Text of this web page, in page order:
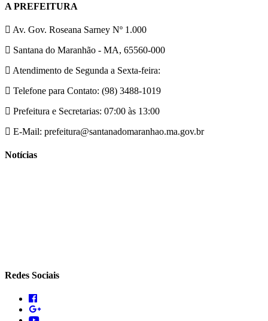
A PREFEITURA
Av. Gov. Roseana Sarney Nº 1.000
Santana do Maranhão - MA, 65560-000
Atendimento de Segunda a Sexta-feira:
Telefone para Contato: (98) 3488-1019
Prefeitura e Secretarias: 07:00 às 13:00
E-Mail: prefeitura@santanadomaranhao.ma.gov.br
Notícias
Redes Sociais